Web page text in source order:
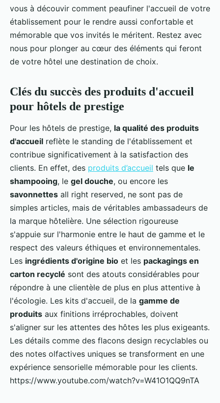
vous à découvir comment peaufiner l'accueil de votre
établissement pour le rendre aussi confortable et
mémorable que vos invités le méritent. Restez avec
nous pour plonger au cœur des éléments qui feront
de votre hôtel une destination de choix.
Clés du succès des produits d'accueil
pour hôtels de prestige
Pour les hôtels de prestige, la qualité des produits
d'accueil reflète le standing de l'établissement et
contribue significativement à la satisfaction des
clients. En effet, des produits d’accueil tels que le
shampooing, le gel douche, ou encore les
savonnettes all right reserved, ne sont pas de
simples articles, mais de véritables ambassadeurs de
la marque hôtelière. Une sélection rigoureuse
s'appuie sur l'harmonie entre le haut de gamme et le
respect des valeurs éthiques et environnementales.
Les ingrédients d'origine bio et les packagings en
carton recyclé sont des atouts considérables pour
répondre à une clientèle de plus en plus attentive à
l'écologie. Les kits d'accueil, de la gamme de
produits aux finitions irréprochables, doivent
s'aligner sur les attentes des hôtes les plus exigeants.
Les détails comme des flacons design recyclables ou
des notes olfactives uniques se transforment en une
expérience sensorielle mémorable pour les clients.
https://www.youtube.com/watch?v=W41O1QQ9nTA